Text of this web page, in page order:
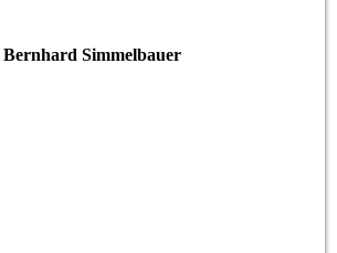
Bernhard Simmelbauer